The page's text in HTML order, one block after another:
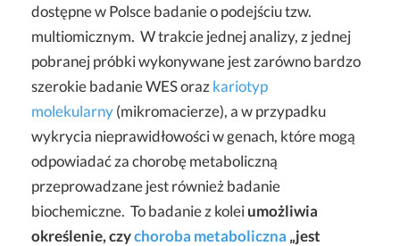
dostępne w Polsce badanie o podejściu tzw.
multiomicznym. W trakcie jednej analizy, z jednej
pobranej próbki wykonywane jest zarówno bardzo
szerokie badanie WES orazkariotyp
molekularny(mikromacierze), a w przypadku
wykrycia nieprawidłowości w genach, które mogą
odpowiadać za chorobę metaboliczną
przeprowadzane jest również badanie
biochemiczne. To badanie z koleiumożliwia
określenie, czychoroba metaboliczna „jest